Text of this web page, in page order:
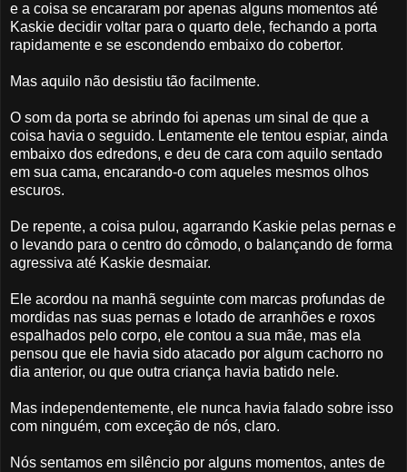
e a coisa se encararam por apenas alguns momentos até
Kaskie decidir voltar para o quarto dele, fechando a porta
rapidamente e se escondendo embaixo do cobertor.
Mas aquilo não desistiu tão facilmente.
O som da porta se abrindo foi apenas um sinal de que a
coisa havia o seguido. Lentamente ele tentou espiar, ainda
embaixo dos edredons, e deu de cara com aquilo sentado
em sua cama, encarando-o com aqueles mesmos olhos
escuros.
De repente, a coisa pulou, agarrando Kaskie pelas pernas e
o levando para o centro do cômodo, o balançando de forma
agressiva até Kaskie desmaiar.
Ele acordou na manhã seguinte com marcas profundas de
mordidas nas suas pernas e lotado de arranhões e roxos
espalhados pelo corpo, ele contou a sua mãe, mas ela
pensou que ele havia sido atacado por algum cachorro no
dia anterior, ou que outra criança havia batido nele.
Mas independentemente, ele nunca havia falado sobre isso
com ninguém, com exceção de nós, claro.
Nós sentamos em silêncio por alguns momentos, antes de